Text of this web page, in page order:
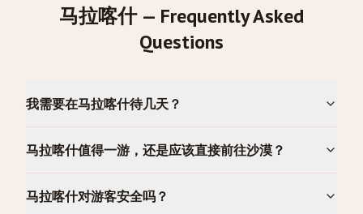
马拉喀什 — Frequently Asked
Questions
我需要在马拉喀什待几天？
马拉喀什值得一游，还是应该直接前往沙漠？
马拉喀什对游客安全吗？